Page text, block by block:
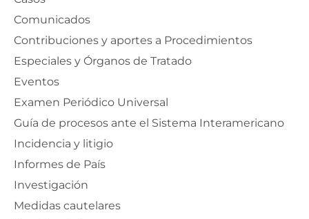
Comunicados
Contribuciones y aportes a Procedimientos
Especiales y Órganos de Tratado
Eventos
Examen Periódico Universal
Guía de procesos ante el Sistema Interamericano
Incidencia y litigio
Informes de País
Investigación
Medidas cautelares